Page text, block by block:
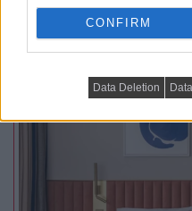
CONFIRM
Data Deletion
Praktikus